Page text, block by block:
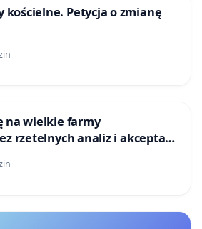
o około 400 mln zł.
finansowania NCN (przy
współczynniku sukcesu już
świetne projekty naukowe, które
zostaną zrealizowane w
między deklaracjami
NCN (25% współczynnik
kościelne. Petycja o zmianę
na wielkie farmy
rzetelnych analiz i akceptacji